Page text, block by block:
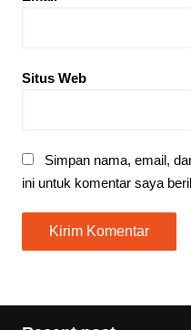
Situs Web
Simpan nama, email,
ini untuk komentar saya